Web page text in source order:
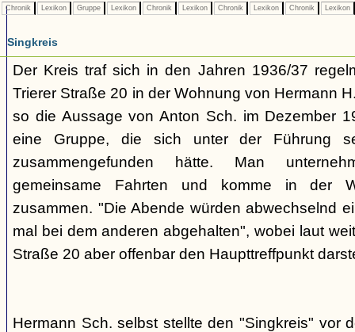
Chronik Lexikon Gruppe Lexikon Chronik Lexikon Chronik Lexikon Chronik Lexikon
Singkreis
Der Kreis traf sich in den Jahren 1936/37
Trierer Straße 20 in der Wohnung von Hermann
so die Aussage von Anton Sch. im Dezember
eine Gruppe, die sich unter der Führung
zusammengefunden hätte. Man
gemeinsame Fahrten und komme in der
zusammen. "Die Abende würden abwechselnd
mal bei dem anderen abgehalten", wobei laut
Straße 20 aber offenbar den Haupttreffpunkt
Hermann Sch. selbst stellte den "Singkreis" vor